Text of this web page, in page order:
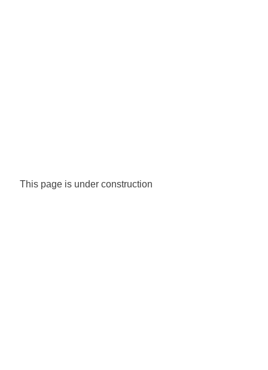
This page is under construction